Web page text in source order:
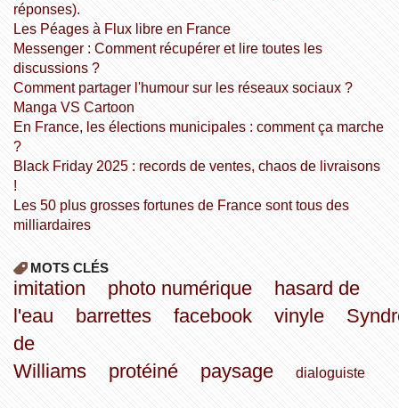
réponses).
Les Péages à Flux libre en France
Messenger : Comment récupérer et lire toutes les
discussions ?
Comment partager l'humour sur les réseaux sociaux ?
Manga VS Cartoon
En France, les élections municipales : comment ça marche
?
Black Friday 2025 : records de ventes, chaos de livraisons
!
Les 50 plus grosses fortunes de France sont tous des
milliardaires
MOTS CLÉS
imitation photo numérique
hasard de
l'eau
barrettes facebook vinyle
de
Williams
protéiné paysage dialoguiste